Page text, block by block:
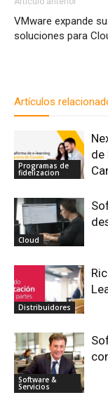
VMware expande
soluciones para
Artículos
Programas de
fidelizacion
de
Cloud
Distribuidores
Software &
Servicios